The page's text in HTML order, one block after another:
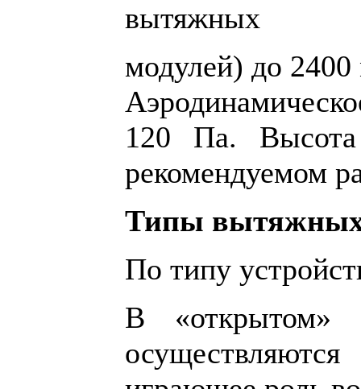
вытяжных
модулей) до
120 Па. Высота
рекомендуемом
Типы вытяжных
По типу
В «открытом»